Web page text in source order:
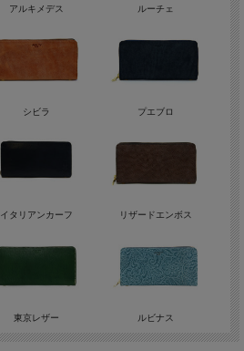
アルキメデス ルーチェ
シビラ プエブロ
イタリアンカーフ リザードエンボス
東京レザー ルビナス